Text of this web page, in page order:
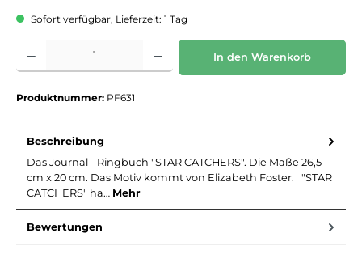
Sofort verfügbar, Lieferzeit: 1 Tag
Produkt Anzahl: Gib den gewünschten Wert ein oder benutze die Schaltflächen um
In den Warenkorb
Produktnummer: PF631
Beschreibung
Das Journal - Ringbuch "STAR CATCHERS". Die Maße 26,5
cm x 20 cm. Das Motiv kommt von Elizabeth Foster. "STAR
CATCHERS" ha… Mehr
Bewertungen